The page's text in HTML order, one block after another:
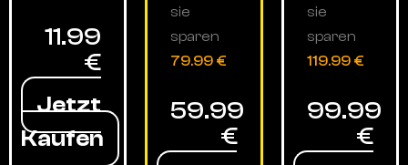
11.99
€
Jetzt
Kaufen
sie
sparen
79.99 €
59.99
€
sie
sparen
119.99 €
99.99
€